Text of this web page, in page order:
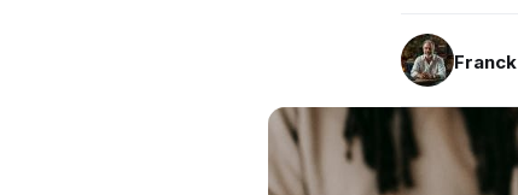
Franck